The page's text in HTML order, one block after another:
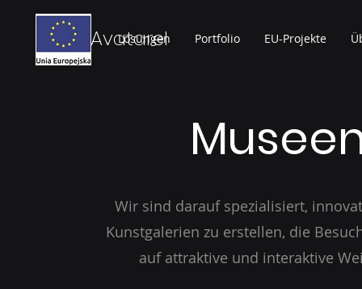
Avatarel
Lösungen Portfolio EU-Projekte
Wir sind darauf spezialisiert,
Kunstgalerien zu erstellen, die
auf attraktive und interaktive